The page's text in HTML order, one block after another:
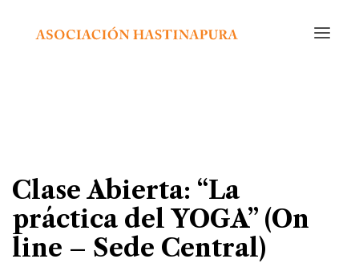
NOSOTROS
EDITORIAL
CONTACTO
Clase Abierta: “La
práctica del YOGA” (On
line – Sede Central)